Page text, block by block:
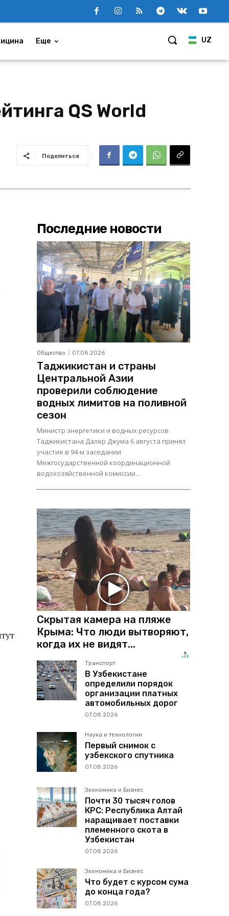
UZ
Еще
QS World
Поделиться
Последние новости
Общество 07.08.2026
Таджикистан и страны
Центральной Азии
проверили соблюдение
водных лимитов на поливной
сезон
Министр энергетики и водных ресурсов
Таджикистана Далер Джума 6 августа принял
участие в 94-м заседании
Межгосударственной координационной
водохозяйственной комиссии...
Скрытая камера на пляже
Крыма: Что люди вытворяют,
когда их не видят...
Транспорт
В Узбекистане
определили порядок
организации платных
автомобильных дорог
07.08.2026
Наука и технологии
Первый снимок с
узбекского спутника
07.08.2026
Экономика и Бизнес
Почти 30 тысяч голов
КРС: Республика Алтай
наращивает поставки
племенного скота в
Узбекистан
07.08.2026
Экономика и Бизнес
Что будет с курсом сума
до конца года?
07.08.2026